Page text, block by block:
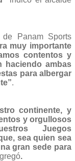
de Panam Sports
muy importante
contentos y
haciendo ambas
para albergar
.
continente, y
y orgullosos
Juegos
sea quien sea
gran sede para
.